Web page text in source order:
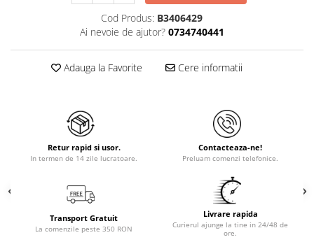
Cod Produs: B3406429
Ai nevoie de ajutor? 0734740441
Adauga la Favorite Cere informatii
Retur rapid si usor.
In termen de 14 zile lucratoare.
Contacteaza-ne!
Preluam comenzi telefonice.
Transport Gratuit
La comenzile peste 350 RON
Livrare rapida
Curierul ajunge la tine in 24/48 de
ore.